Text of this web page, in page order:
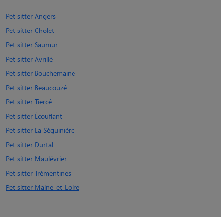
Pet sitter Angers
Pet sitter Cholet
Pet sitter Saumur
Pet sitter Avrillé
Pet sitter Bouchemaine
Pet sitter Beaucouzé
Pet sitter Tiercé
Pet sitter Écouflant
Pet sitter La Séguinière
Pet sitter Durtal
Pet sitter Maulévrier
Pet sitter Trémentines
Pet sitter Maine-et-Loire